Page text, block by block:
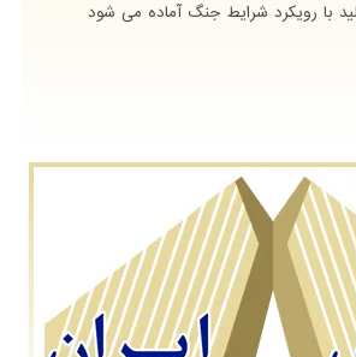
با رویکرد شرایط جنگ آماده می شود